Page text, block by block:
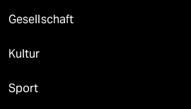
Gesellschaft
Kultur
Sport